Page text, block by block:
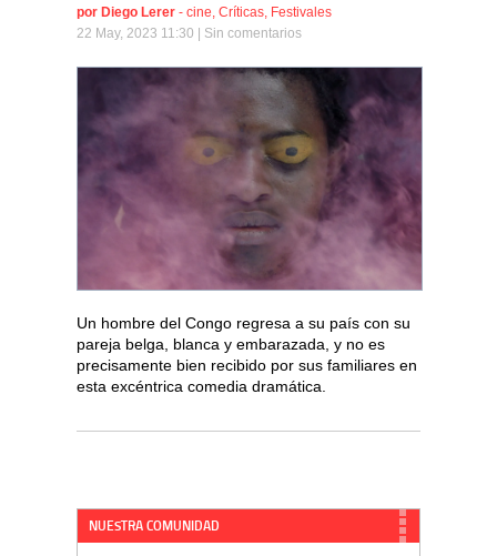
por Diego Lerer - cine, Críticas, Festivales
22 May, 2023 11:30 | Sin comentarios
Un hombre del Congo regresa a su país con su
pareja belga, blanca y embarazada, y no es
precisamente bien recibido por sus familiares en
esta excéntrica comedia dramática.
NUESTRA COMUNIDAD